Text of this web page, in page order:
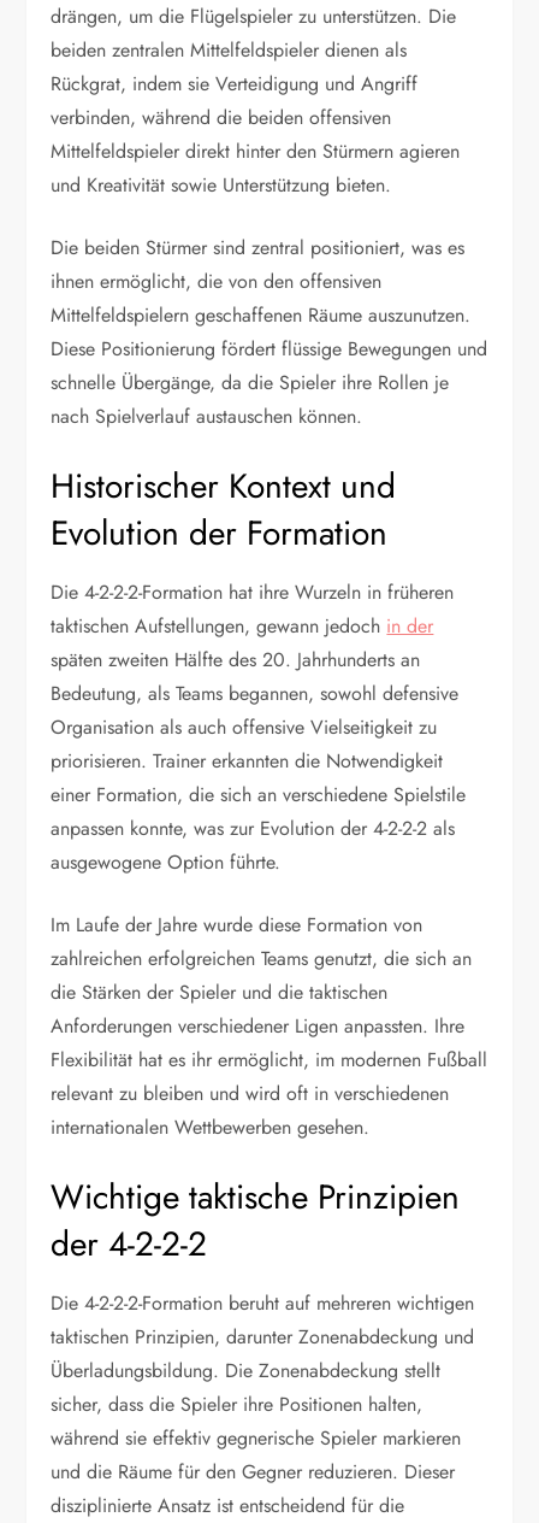
drängen, um die Flügelspieler zu unterstützen. Die
beiden zentralen Mittelfeldspieler dienen als
Rückgrat, indem sie Verteidigung und Angriff
verbinden, während die beiden offensiven
Mittelfeldspieler direkt hinter den Stürmern agieren
und Kreativität sowie Unterstützung bieten.
Die beiden Stürmer sind zentral positioniert, was es
ihnen ermöglicht, die von den offensiven
Mittelfeldspielern geschaffenen Räume auszunutzen.
Diese Positionierung fördert flüssige Bewegungen und
schnelle Übergänge, da die Spieler ihre Rollen je
nach Spielverlauf austauschen können.
Historischer Kontext und
Evolution der Formation
Die 4-2-2-2-Formation hat ihre Wurzeln in früheren
taktischen Aufstellungen, gewann jedoch in der
späten zweiten Hälfte des 20. Jahrhunderts an
Bedeutung, als Teams begannen, sowohl defensive
Organisation als auch offensive Vielseitigkeit zu
priorisieren. Trainer erkannten die Notwendigkeit
einer Formation, die sich an verschiedene Spielstile
anpassen konnte, was zur Evolution der 4-2-2-2 als
ausgewogene Option führte.
Im Laufe der Jahre wurde diese Formation von
zahlreichen erfolgreichen Teams genutzt, die sich an
die Stärken der Spieler und die taktischen
Anforderungen verschiedener Ligen anpassten. Ihre
Flexibilität hat es ihr ermöglicht, im modernen Fußball
relevant zu bleiben und wird oft in verschiedenen
internationalen Wettbewerben gesehen.
Wichtige taktische Prinzipien
der 4-2-2-2
Die 4-2-2-2-Formation beruht auf mehreren wichtigen
taktischen Prinzipien, darunter Zonenabdeckung und
Überladungsbildung. Die Zonenabdeckung stellt
sicher, dass die Spieler ihre Positionen halten,
während sie effektiv gegnerische Spieler markieren
und die Räume für den Gegner reduzieren. Dieser
disziplinierte Ansatz ist entscheidend für die